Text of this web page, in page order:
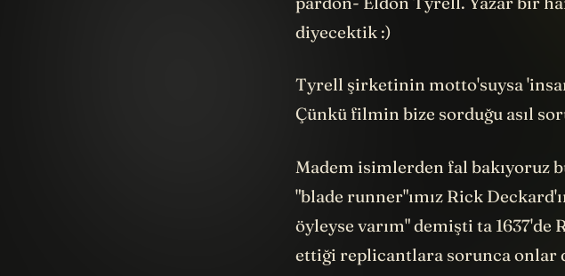
pardon- Eldon Tyrell. Yazar bir
diyecektik :)
Tyrell şirketinin motto'suysa
Çünkü filmin bize sorduğu asıl
Madem isimlerden fal bakıyoruz
"blade runner"ımız Rick
öyleyse varım" demişti ta 1637'de
ettiği replicantlara sorunca onlar